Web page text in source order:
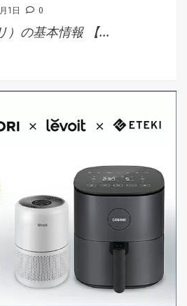
1日 0
）の基本情報 【...